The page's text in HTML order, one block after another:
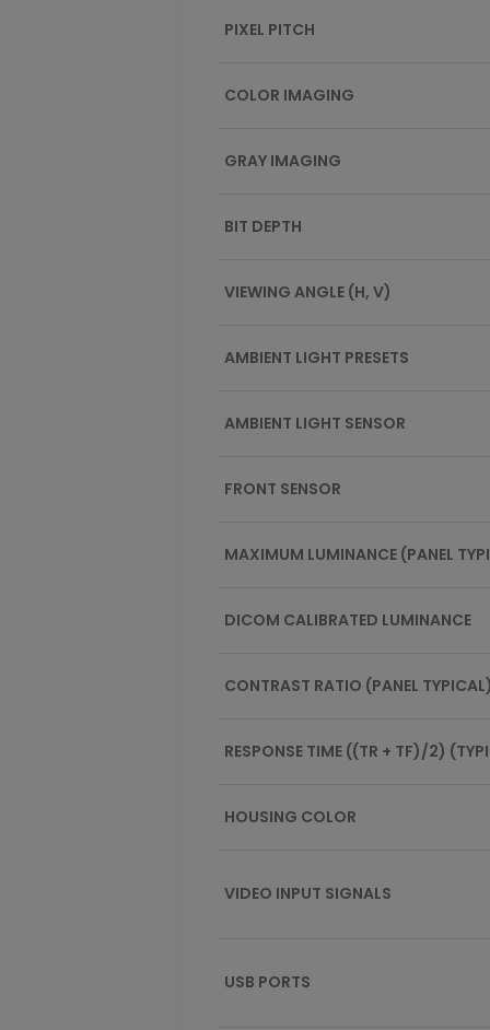
PIXEL PITCH
COLOR IMAGING
GRAY IMAGING
BIT DEPTH
VIEWING ANGLE (H, V)
AMBIENT LIGHT PRESETS
AMBIENT LIGHT SENSOR
FRONT SENSOR
MAXIMUM LUMINANCE (PANEL
DICOM CALIBRATED LUMINANCE
CONTRAST RATIO (PANEL TYPICAL)
RESPONSE TIME ((TR + TF)/2)
HOUSING COLOR
VIDEO INPUT SIGNALS
USB PORTS